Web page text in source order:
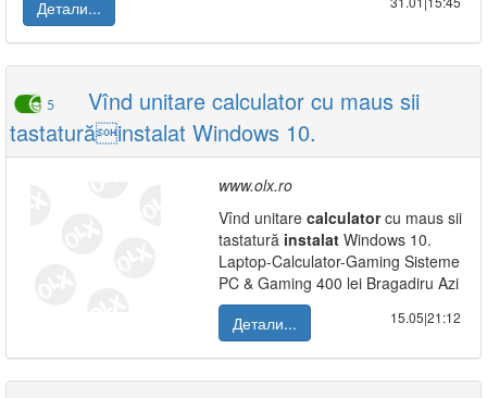
Детали...
5
Vînd unitare calculator cu maus sii
tastaturăinstalat Windows 10.
www.olx.ro
Vînd unitare calculatorcu maus sii
tastatură instalat Windows 10.
Laptop-Calculator-Gaming Sisteme
PC & Gaming 400 lei Bragadiru Azi
Детали...
15.05|21:12